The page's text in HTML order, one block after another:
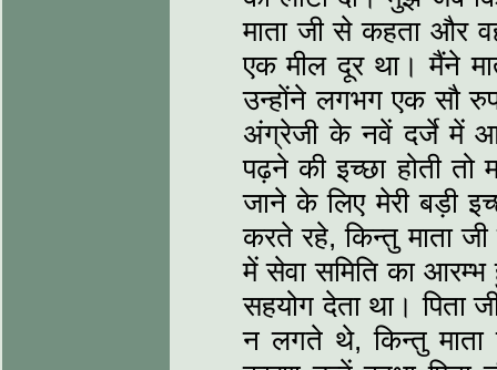
माता जी से कहता और
एक मील दूर था। मैंने
उन्होंने लगभग एक सौ
अंग्रेजी के नवें दर्जे में आ
पढ़ने की इच्छा होती
जाने के लिए मेरी बड़ी
करते रहे, किन्तु माता
में सेवा समिति का
सहयोग देता था। पिता
न लगते थे, किन्तु माता